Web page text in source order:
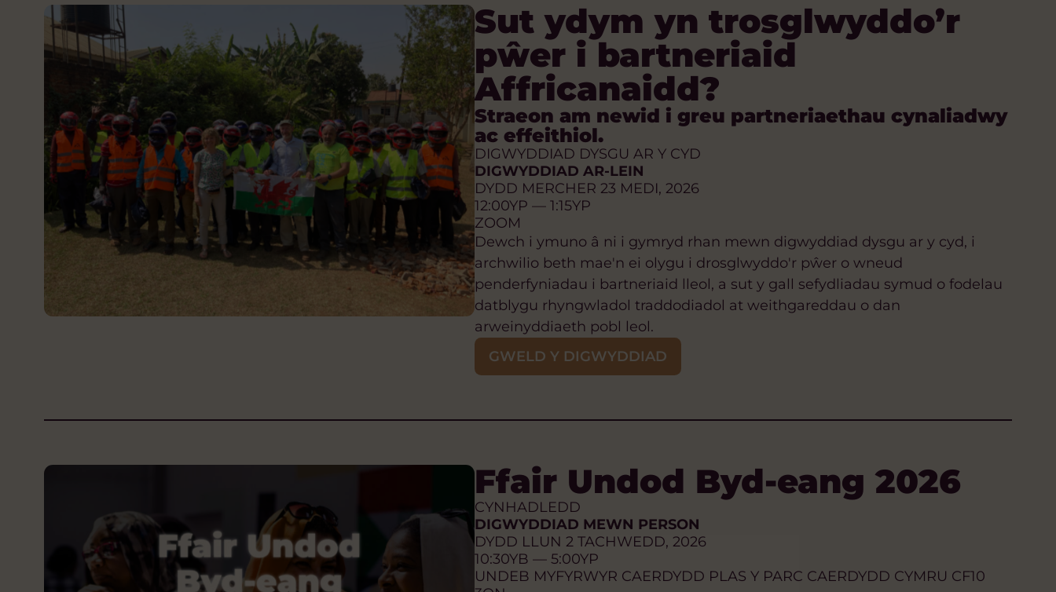
Sut ydym yn trosglwyddo’r
pŵer i bartneriaid
Affricanaidd?
Straeon am newid i greu partneriaethau cynaliadwy
ac effeithiol.
DIGWYDDIAD DYSGU AR Y CYD
DIGWYDDIAD AR-LEIN
DYDD MERCHER 23 MEDI, 2026
12:00YP — 1:15YP
ZOOM
Dewch i ymuno â ni i gymryd rhan mewn digwyddiad dysgu ar y cyd, i
archwilio beth mae'n ei olygu i drosglwyddo'r pŵer o wneud
penderfyniadau i bartneriaid lleol, a sut y gall sefydliadau symud o fodelau
datblygu rhyngwladol traddodiadol at weithgareddau o dan
arweinyddiaeth pobl leol.
GWELD Y DIGWYDDIAD
Ffair Undod Byd-eang 2026
CYNHADLEDD
DIGWYDDIAD MEWN PERSON
DYDD LLUN 2 TACHWEDD, 2026
10:30YB — 5:00YP
UNDEB MYFYRWYR CAERDYDD PLAS Y PARC CAERDYDD CYMRU CF10